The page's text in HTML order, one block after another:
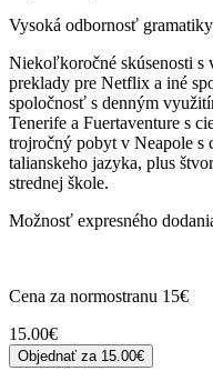
Vysoká odbornosť
Niekoľkoročné skúsenosti s
preklady pre Netflix a iné
spoločnosť s denným
Tenerife a Fuertaventure s
trojročný pobyt v Neapole s
talianskeho jazyka, plus
strednej škole.
Možnosť expresného
Cena za normostranu 15€
15.00€
Objednať za 15.00€